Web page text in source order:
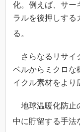
化。例えば、サー
ラルを後押しする
る。
さらなるリサイ
ベルからミクロな
イクル素材をより
地球温暖化防止
中に貯留する手法